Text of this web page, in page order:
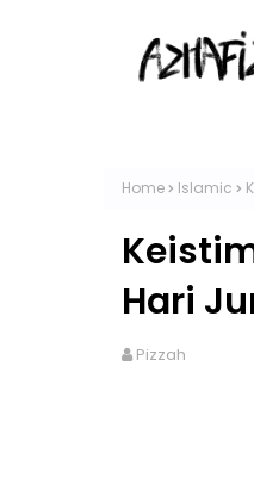
Home Islamic
Hari
Pizzah